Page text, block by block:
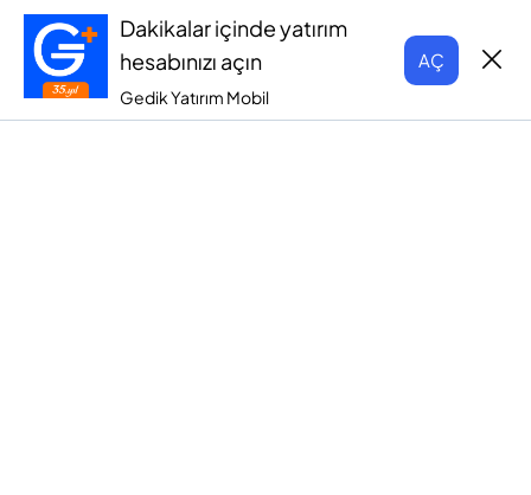
Dakikalar içinde yatırım
hesabınızı açın
Gedik Yatırım Mobil
AÇ